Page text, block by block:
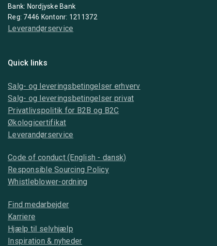
Bank: Nordjyske Bank
Reg: 7446 Kontonr: 1211372
Leverandørservice
Quick links
Salg- og leveringsbetingelser erhverv
Salg- og leveringsbetingelser privat
Privatlivspolitik for B2B og B2C
Økologicertifikat
Leverandørservice
Code of conduct (English - dansk)
Responsible Sourcing Policy
Whistleblower-ordning
Find medarbejder
Karriere
Hjælp til selvhjælp
Inspiration & nyheder